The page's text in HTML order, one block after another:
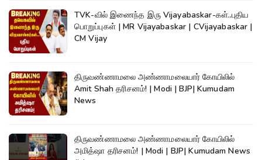
TVK-வில் இணைந்த இரு Vijayabaskar-கள்..புதிய
பொறுப்புகள் | MR Vijayabaskar | CVijayabaskar |
CM Vijay
திருவண்ணாமலை அண்ணாமலையார் கோயிலில்
Amit Shah தரிசனம்! | Modi | BJP| Kumudam
News
திருவண்ணாமலை அண்ணாமலையார் கோயிலில்
அமித்ஷா தரிசனம்! | Modi | BJP| Kumudam News